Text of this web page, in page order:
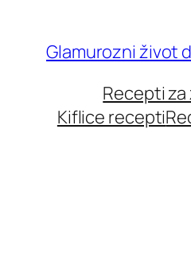
content
Glamurozni život
Recepti
Kiflice recepti